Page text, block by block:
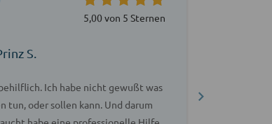
5,00 von 5 Sternen
S.
Ich habe nicht gewußt was
tun, oder sollen kann. Und darum